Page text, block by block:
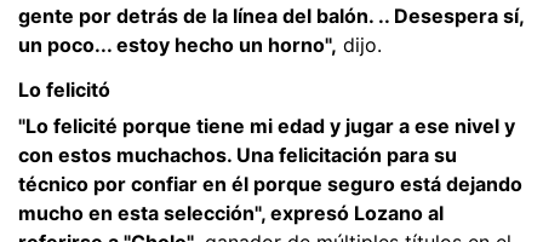
gente por detrás de la línea del balón. .. Desespera sí,
un poco... estoy hecho un horno", dijo.
Lo felicitó
"Lo felicité porque tiene mi edad y jugar a ese nivel y
con estos muchachos. Una felicitación para su
técnico por confiar en él porque seguro está dejando
mucho en esta selección", expresó Lozano al